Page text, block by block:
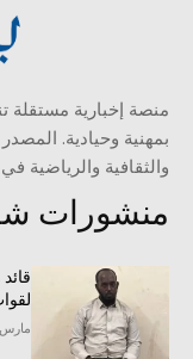
منصة إخبارية مستقلة
بمهنية وحيادية.
والثقافية والرياضية
منشورات
مارس 29, 2024